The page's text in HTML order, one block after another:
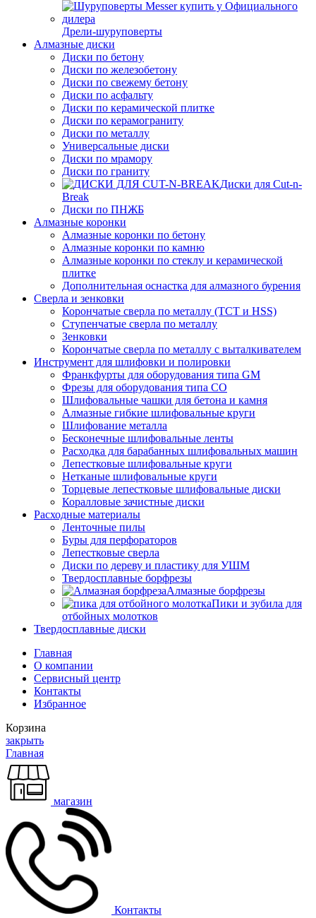
Дрели-шуруповерты
Алмазные диски
Диски по бетону
Диски по железобетону
Диски по свежему бетону
Диски по асфальту
Диски по керамической плитке
Диски по керамограниту
Диски по металлу
Универсальные диски
Диски по мрамору
Диски по граниту
Диски для Cut-n-
Break
Диски по ПНЖБ
Алмазные коронки
Алмазные коронки по бетону
Алмазные коронки по камню
Алмазные коронки по стеклу и керамической
плитке
Дополнительная оснастка для алмазного бурения
Сверла и зенковки
Корончатые сверла по металлу (TCT и HSS)
Ступенчатые сверла по металлу
Зенковки
Корончатые сверла по металлу c выталкивателем
Инструмент для шлифовки и полировки
Франкфурты для оборудования типа GM
Фрезы для оборудования типа СО
Шлифовальные чашки для бетона и камня
Алмазные гибкие шлифовальные круги
Шлифование металла
Бесконечные шлифовальные ленты
Расходка для барабанных шлифовальных машин
Лепестковые шлифовальные круги
Нетканые шлифовальные круги
Торцевые лепестковые шлифовальные диски
Коралловые зачистные диски
Расходные материалы
Ленточные пилы
Буры для перфораторов
Лепестковые сверла
Диски по дереву и пластику для УШМ
Твердосплавные борфрезы
Алмазные борфрезы
Пики и зубила для
отбойных молотков
Твердосплавные диски
Главная
О компании
Сервисный центр
Контакты
Избранное
Корзина
закрыть
Главная
магазин
Контакты